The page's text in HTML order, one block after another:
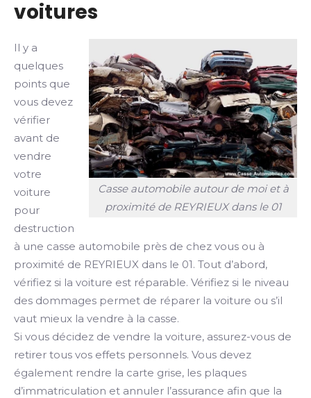
voitures
Casse automobile autour de moi et à
proximité de REYRIEUX dans le 01
Il y a
quelques
points que
vous devez
vérifier
avant de
vendre
votre
voiture
pour
destruction
à une casse automobile près de chez vous ou à
proximité de REYRIEUX dans le 01. Tout d’abord,
vérifiez si la voiture est réparable. Vérifiez si le niveau
des dommages permet de réparer la voiture ou s’il
vaut mieux la vendre à la casse.
Si vous décidez de vendre la voiture, assurez-vous de
retirer tous vos effets personnels. Vous devez
également rendre la carte grise, les plaques
d’immatriculation et annuler l’assurance afin que la